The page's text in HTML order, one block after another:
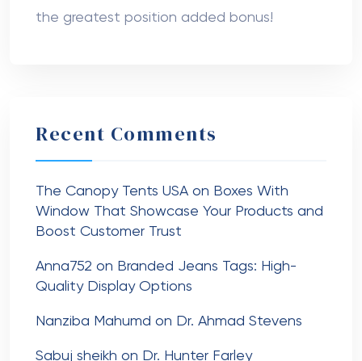
the greatest position added bonus!
Recent Comments
The Canopy Tents USA on Boxes With
Window That Showcase Your Products and
Boost Customer Trust
Anna752 on Branded Jeans Tags: High-
Quality Display Options
Nanziba Mahumd on Dr. Ahmad Stevens
Sabuj sheikh on Dr. Hunter Farley